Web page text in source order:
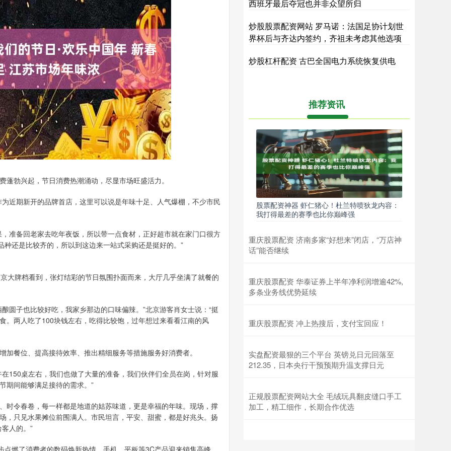
勃兴起，节日消费热潮涌动，尽显市场旺盛活力。
近期新开的品牌首店，这里可以说是年味十足、人气爆棚，不少市民
准备回老家去吃年夜饭，所以带一点食材，正好超市就在家门口很方
还是比较齐的，所以到这边来一站式采购还是挺好的。”
大牌档看到，张灯结彩的节日氛围扑面而来，大厅几乎坐满了就餐的
圆子也比较好吃，我家乡那边的口味偏辣。”北京游客肖女士说：“挺
。两人吃了100块钱左右，吃得比较饱，过年想过来看看江南的风
餐位、提高接待效率、推出精细服务等措施服务好消费者。
150桌左右，我们也做了大量的准备，我们伙伴们全员在岗，针对服
期间能够满足接待的需求。”
时令春卷，每一样都是地道的姑苏味道，更是幸福的年味。现场，撑
，只见水果摊位前围满人。市民坦言，平安、甜蜜，都是好兆头。扬
人的。”
燃了消费者的数码焕新热情，手机、平板等3C产品迎来销售高峰。
西班牙最后夺冠也并非众望所归
炒股股票配资网站 罗马诺：法国足协计划世
界杯后与齐达内签约，齐祖未考虑其他选项
炒股杠杆配资 古巴全国电力系统恢复供电
推荐资讯
股票配资神器 虾仁猪心！杜兰特喷狄龙内容：
我打得最差的赛季也比你巅峰强
重庆股票配资 济南多家“好想来”闭店，“万店神
话”能否继续
重庆股票配资 华泰证券上半年净利润增逾42%,
多条业务线优势延续
重庆股票配资 冲上热搜后，支付宝回应！
实盘配资最狠的三个平台 英镑兑日元回落至
212.35，日本央行干预预期升温支撑日元
正规股票配资网站大全 毛绒玩具翻皮缝口手工
加工，精工细作，长期合作优选